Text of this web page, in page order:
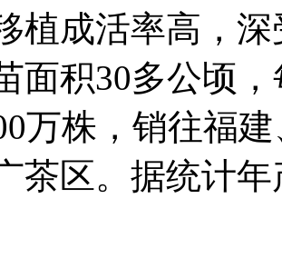
植成活率高，
面积30多公顷
万株，销往福
茶区。据统计